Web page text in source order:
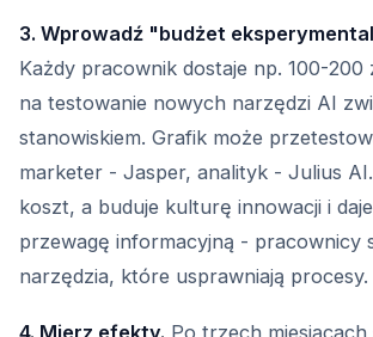
3. Wprowadź "budżet
Każdy pracownik dostaje np. 100-200
na testowanie nowych narzędzi AI
stanowiskiem. Grafik może
marketer - Jasper, analityk - Julius
koszt, a buduje kulturę innowacji i
przewagę informacyjną - pracownicy
narzędzia, które usprawniają procesy.
4. Mierz efekty. Po trzech